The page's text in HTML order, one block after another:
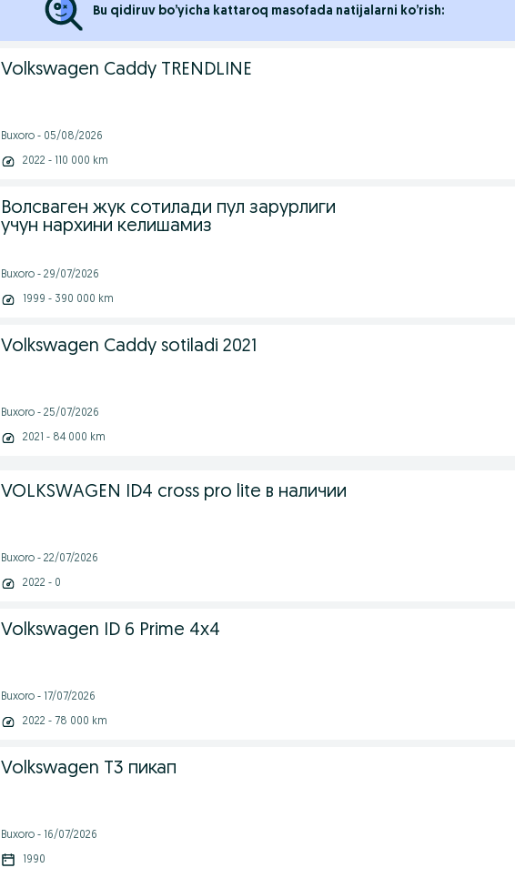
Bu qidiruv bo’yicha kattaroq masofada natijalarni ko’rish:
Volkswagen Caddy TRENDLINE
Buxoro - 05/08/2026
2022 - 110 000 km
Волсваген жук сотилади пул зарурлиги
учун нархини келишамиз
Buxoro - 29/07/2026
1999 - 390 000 km
Volkswagen Caddy sotiladi 2021
Buxoro - 25/07/2026
2021 - 84 000 km
VOLKSWAGEN ID4 cross pro lite в наличии
Buxoro - 22/07/2026
2022 - 0
Volkswagen ID 6 Prime 4x4
Buxoro - 17/07/2026
2022 - 78 000 km
Volkswagen T3 пикап
Buxoro - 16/07/2026
1990